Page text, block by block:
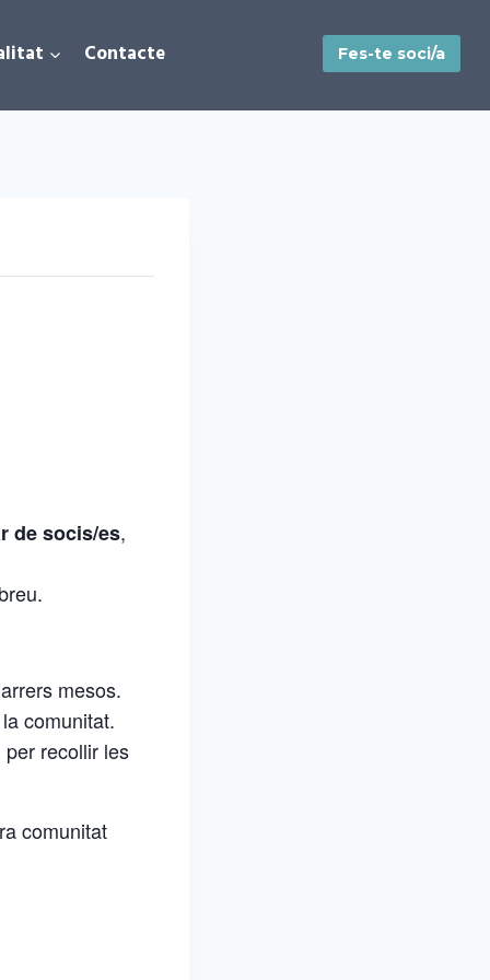
Contacte Fes-te soci/a
de socis/es,
mesos.
comunitat.
per recollir les
comunitat